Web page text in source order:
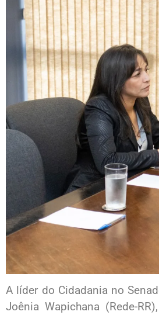
A líder do Cidadania no
Joênia Wapichana (Rede-